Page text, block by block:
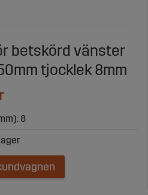
betskörd vänster
tjocklek 8mm
8